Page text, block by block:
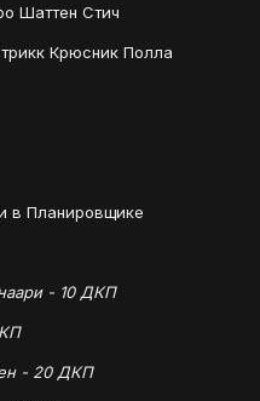
Шаттен Стич
Крюсник Полла
в Планировщике
- 10 ДКП
- 20 ДКП